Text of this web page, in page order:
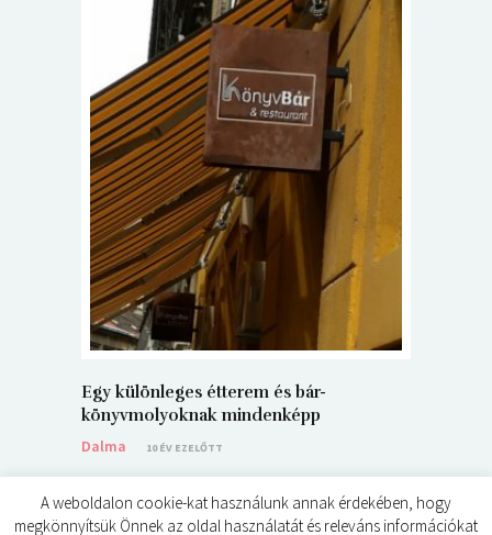
Egy különleges étterem és bár-
könyvmolyoknak mindenképp
Dalma
10 ÉV EZELŐTT
A weboldalon cookie-kat használunk annak érdekében, hogy
megkönnyítsük Önnek az oldal használatát és releváns információkat